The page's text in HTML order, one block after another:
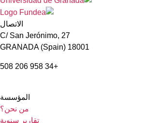
الاتصال
C/ San Jerónimo, 27
18001 GRANADA (Spain)
+34 958 206 508
المؤسسة
من نحن؟
تقارير سنوية